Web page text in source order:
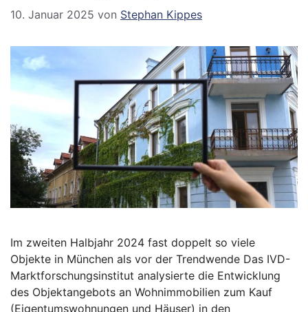
10. Januar 2025 von Stephan Kippes
Im zweiten Halbjahr 2024 fast doppelt so viele
Objekte in München als vor der Trendwende Das IVD-
Marktforschungsinstitut analysierte die Entwicklung
des Objektangebots an Wohnimmobilien zum Kauf
(Eigentumswohnungen und Häuser) in den